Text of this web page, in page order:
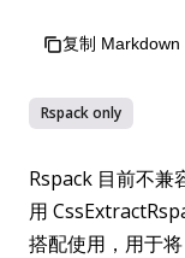
复制 Markdown
Rspackonly
Rspack 目前不兼
用
搭配使用，用于将